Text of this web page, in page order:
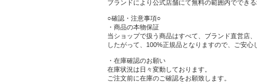
ブランドにより公式店舗にて無料の範囲内ででき
○確認・注意事項○
・商品の本物保証
当ショップで扱う商品はすべて、ブランド直営店
したがって、100%正規品となりますので、ご安心
・在庫確認のお願い
在庫状況は日々変動しております。
ご注文前に在庫のご確認をお願致します。